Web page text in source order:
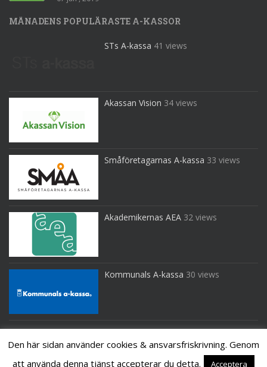
MÅNADENS POPULÄRASTE A-KASSOR
STs A-kassa 41 views
Akassan Vision 34 views
Småföretagarnas A-kassa 33 views
Akademikernas AEA 32 views
Kommunals A-kassa 30 views
Den här sidan använder cookies & ansvarsfriskrivning. Genom
att använda denna tjänst accepterar du detta.
Acceptera